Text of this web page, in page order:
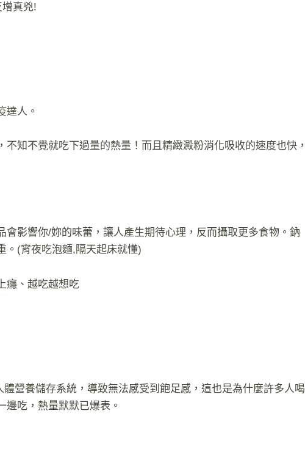
真兇!
達人。
知不覺就吃下過量的熱量！而且精緻澱粉消化吸收的速度也快，
影響你/妳的味蕾，讓人產生期待心理，反而攝取更多食物。鈉
。(宵夜吃泡麵,隔天起床就懂)
癮、越吃越想吃
營養儲存系統，導致無法感受到飽足感，這也是為什麼許多人喝
吃，熱量默默已爆表。